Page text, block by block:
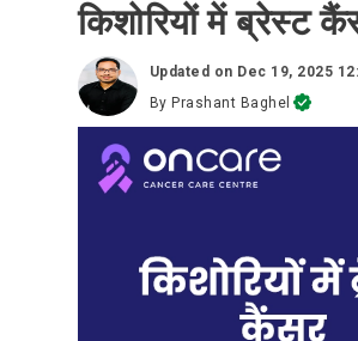
किशोरियों में ब्रेस्ट
Updated on Dec 19, 2025
By Prashant Baghel